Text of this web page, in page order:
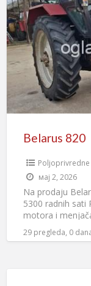
Belarus 820
Poljoprivredne
мај 2, 2026
Na prodaju
5300 radnih sati
motora i
29 pregleda, 0